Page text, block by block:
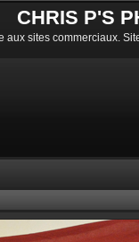
CHRIS P'S
aux sites commerciaux.